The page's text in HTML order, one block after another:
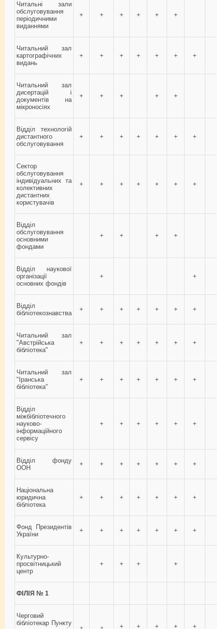
Читальні зали
обслуговування
періодичними
виданнями
+ + + + + +
Читальний зал
картографічних
видань
+ + + + + + +
Читальний зал
дисертацій і
документів на
мікроносіях
+ + + + +
Відділ технологій
дистантного
обслуговування
+ + + + + + +
Сектор
обслуговування
індивідуальних та
колективних
дистантних
користувачів
+ + + + + + +
Відділ
обслуговування
основними
фондами
+ + + +
Відділ наукової
організації
основних фондів
+ +
Відділ
бібліотекознавства
+ + + + + + +
Читальний зал
"Австрійська
бібліотека"
+ + + + + + +
Читальний зал
"Іранська
бібліотека"
+ + + + + + +
Відділ
міжбібліотечного
науково-
інформаційного
сервісу
+ + + + + +
Відділ фонду
ООН
+ + + + + + +
Національна
юридична
бібліотека
+ + + + + + +
Фонд Президентів
України
+ + + + + + +
Культурно-
просвітницький
центр
+ + + +
ФІЛІЯ № 1
Черговий
бібліотекар Пункту
+ + + + + + +